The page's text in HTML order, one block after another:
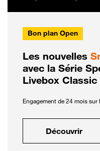
Bon plan Open
Les nouvelles
avec la Série
Livebox
Engagement de 24 mois sur
Découvrir